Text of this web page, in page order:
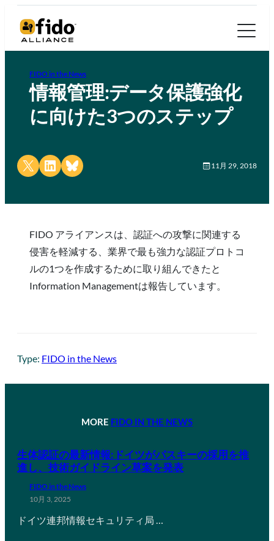
FIDO in the News
情報管理:データ保護強化
に向けた3つのステップ
Share on X Share on LinkedIn
Share on Bluesky 11月 29, 2018
FIDO アライアンスは、認証への攻撃に関連する
侵害を軽減する、業界で最も強力な認証プロトコ
ルの1つを作成するために取り組んできたと
Information Managementは報告しています。
Type: FIDO in the News
MORE FIDO IN THE NEWS
生体認証の最新情報:ドイツがパスキーの採用を推
進し、技術ガイドライン草案を発表
FIDO in the News
10月 3, 2025
ドイツ連邦情報セキュリティ局 …